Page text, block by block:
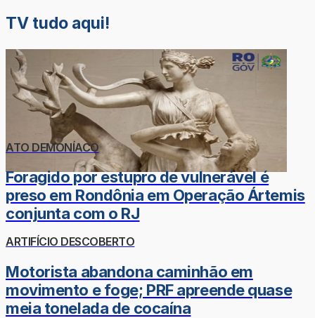
TV tudo aqui!
ATO DEMONÍACO
Foragido por estupro de vulnerável é
preso em Rondônia em Operação Ártemis
conjunta com o RJ
ARTIFÍCIO DESCOBERTO
Motorista abandona caminhão em
movimento e foge; PRF apreende quase
meia tonelada de cocaína